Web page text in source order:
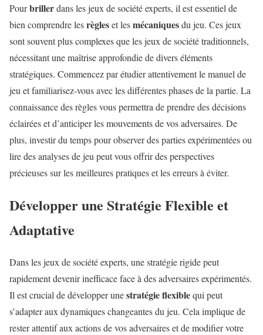
Pourbrillerdans les jeux de société experts, il est essentiel de
bien comprendre lesrègleset lesmécaniquesdu jeu. Ces jeux
sont souvent plus complexes que les jeux de société traditionnels,
nécessitant une maîtrise approfondie de divers éléments
stratégiques. Commencez par étudier attentivement le manuel de
jeu et familiarisez-vous avec les différentes phases de la partie. La
connaissance des règles vous permettra de prendre des décisions
éclairées et d’anticiper les mouvements de vos adversaires. De
plus, investir du temps pour observer des parties expérimentées ou
lire des analyses de jeu peut vous offrir des perspectives
précieuses sur les meilleures pratiques et les erreurs à éviter.
Développer une Stratégie Flexible et
Adaptative
Dans les jeux de société experts, une stratégie rigide peut
rapidement devenir inefficace face à des adversaires expérimentés.
Il est crucial de développer unestratégie flexiblequi peut
s’adapter aux dynamiques changeantes du jeu. Cela implique de
rester attentif aux actions de vos adversaires et de modifier votre